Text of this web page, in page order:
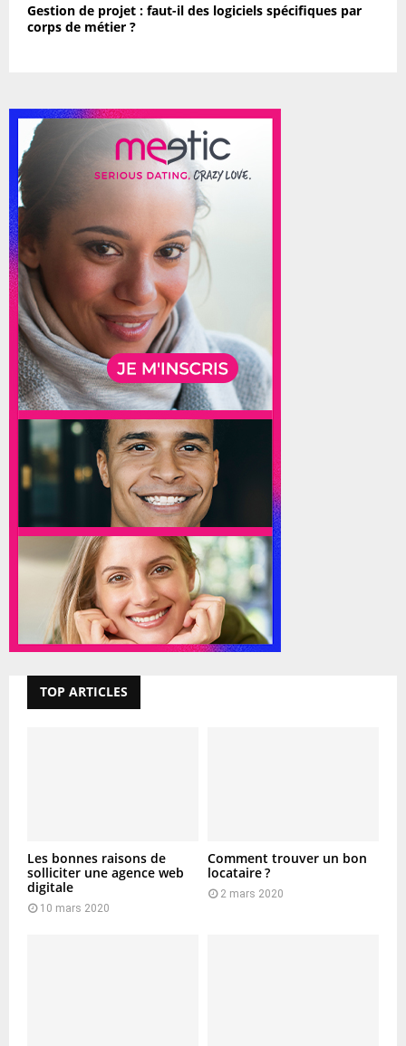
Gestion de projet : faut-il des logiciels spécifiques par
corps de métier ?
TOP ARTICLES
Les bonnes raisons de
solliciter une agence web
digitale
10 mars 2020
Comment trouver un bon
locataire ?
2 mars 2020